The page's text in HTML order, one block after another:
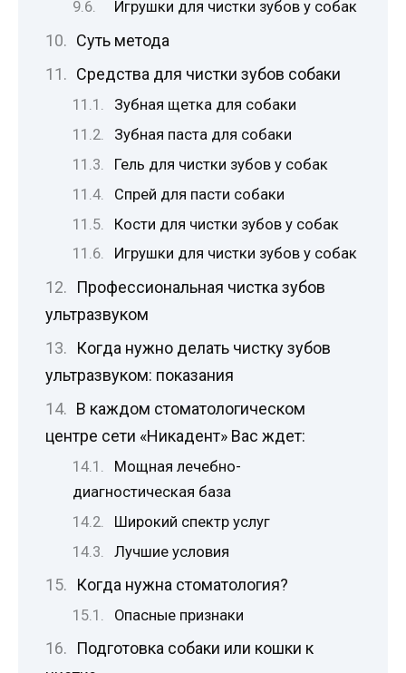
Игрушки для чистки зубов у собак
Суть метода
Средства для чистки зубов собаки
Зубная щетка для собаки
Зубная паста для собаки
Гель для чистки зубов у собак
Спрей для пасти собаки
Кости для чистки зубов у собак
Игрушки для чистки зубов у собак
Профессиональная чистка зубов
ультразвуком
Когда нужно делать чистку зубов
ультразвуком: показания
В каждом стоматологическом
центре сети «Никадент» Вас ждет:
Мощная лечебно-
диагностическая база
Широкий спектр услуг
Лучшие условия
Когда нужна стоматология?
Опасные признаки
Подготовка собаки или кошки к